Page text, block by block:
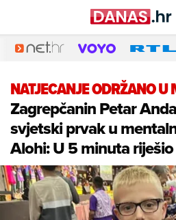
NATJECANJE ODRŽANO U
Zagrepčanin Petar
svjetski prvak u
Alohi: U 5 minuta